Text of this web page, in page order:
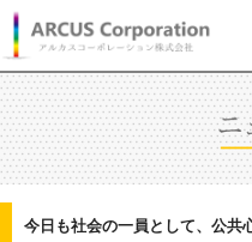
今日も社会の一員として、公共